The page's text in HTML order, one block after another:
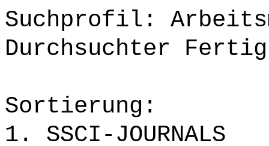
Suchprofil:
Durchsuchter
Sortierung:
1. SSCI-JOURNALS